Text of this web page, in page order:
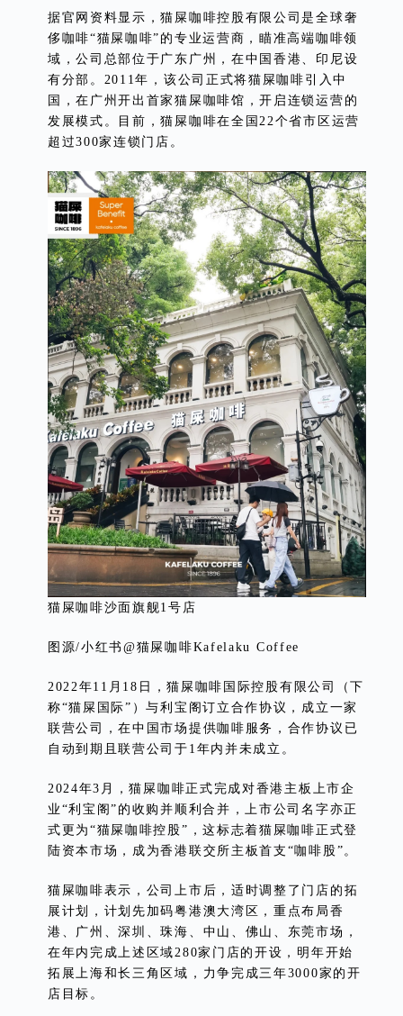
据官网资料显示，猫屎咖啡控股有限公司是全球奢
侈咖啡“猫屎咖啡”的专业运营商，瞄准高端咖啡领
域，公司总部位于广东广州，在中国香港、印尼设
有分部。2011年，该公司正式将猫屎咖啡引入中
国，在广州开出首家猫屎咖啡馆，开启连锁运营的
发展模式。目前，猫屎咖啡在全国22个省市区运营
超过300家连锁门店。
猫屎咖啡沙面旗舰1号店
图源/小红书@猫屎咖啡Kafelaku Coffee
2022年11月18日，猫屎咖啡国际控股有限公司（下
称“猫屎国际”）与利宝阁订立合作协议，成立一家
联营公司，在中国市场提供咖啡服务，合作协议已
自动到期且联营公司于1年内并未成立。
2024年3月，猫屎咖啡正式完成对香港主板上市企
业“利宝阁”的收购并顺利合并，上市公司名字亦正
式更为“猫屎咖啡控股”，这标志着猫屎咖啡正式登
陆资本市场，成为香港联交所主板首支“咖啡股”。
猫屎咖啡表示，公司上市后，适时调整了门店的拓
展计划，计划先加码粤港澳大湾区，重点布局香
港、广州、深圳、珠海、中山、佛山、东莞市场，
在年内完成上述区域280家门店的开设，明年开始
拓展上海和长三角区域，力争完成三年3000家的开
店目标。